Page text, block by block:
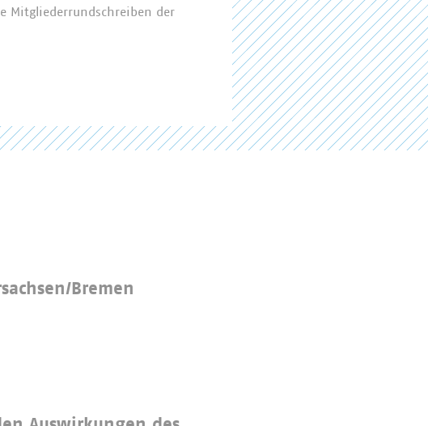
Mitgliederrundschreiben der
Bremen